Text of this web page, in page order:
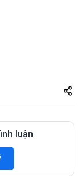
Share
zuto.vn
luận